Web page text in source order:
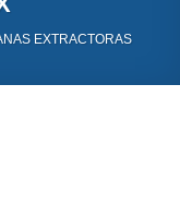
EXTRACTORAS